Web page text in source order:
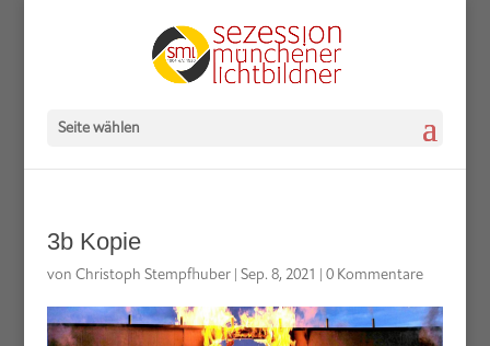
Seite wählen
3b Kopie
von Christoph Stempfhuber| Sep. 8, 2021 | 0 Kommentare